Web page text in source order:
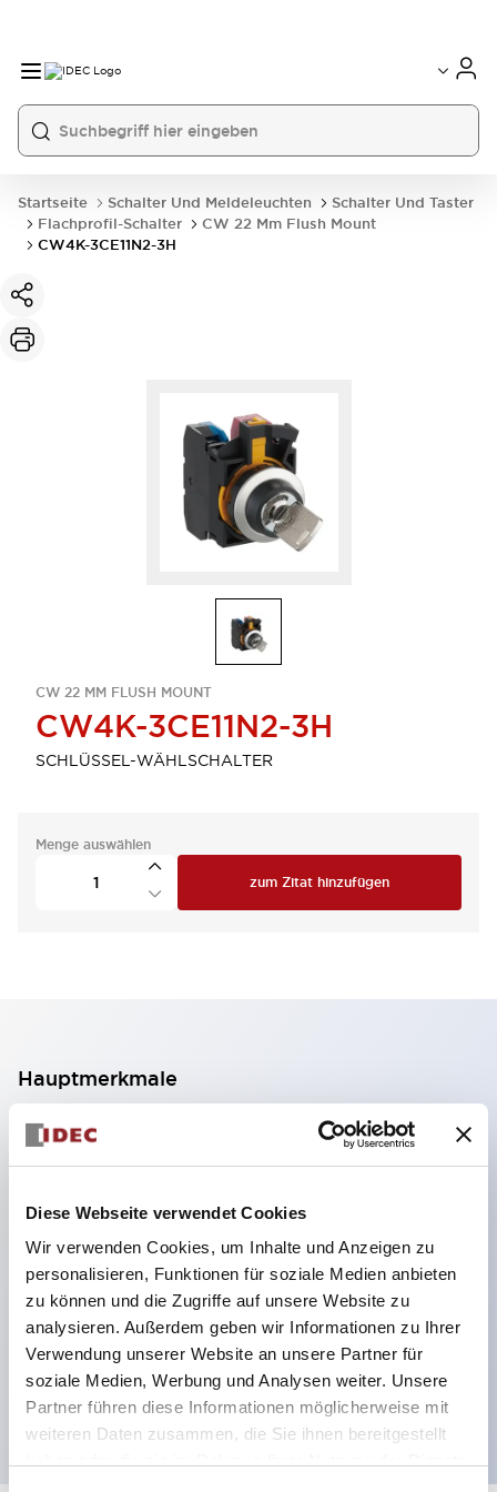
Diese Webseite verwendet Cookies
Wir verwenden Cookies, um Inhalte und Anzeigen zu
personalisieren, Funktionen für soziale Medien anbieten
zu können und die Zugriffe auf unsere Website zu
analysieren. Außerdem geben wir Informationen zu Ihrer
Verwendung unserer Website an unsere Partner für
soziale Medien, Werbung und Analysen weiter. Unsere
Partner führen diese Informationen möglicherweise mit
weiteren Daten zusammen, die Sie ihnen bereitgestellt
Startseite Schalter Und Meldeleuchten
Schalter Und Taster
Flachprofil-Schalter
CW 22 Mm Flush Mount
CW4K-3CE11N2-3H
CW 22 MM FLUSH MOUNT
CW4K-3CE11N2-3H
SCHLÜSSEL-WÄHLSCHALTER
Menge auswählen
zum Zitat hinzufügen
Hauptmerkmale
2-Kontakt-Block mit 2 Stufen, ermöglicht eine 4-
Kontakt-Konfiguration (Gewährleistung der
Isolierung zwischen den 2 Kontakten).
59,9 mm (※ 22-stufiger Kontaktblock).
Platzsparendes Design möglich.
Sicherheitsstruktur der 3. Generation: 2-Aktions-
Freisetzung, integrierter Schutz, IP20-
Fingerschutzstruktur